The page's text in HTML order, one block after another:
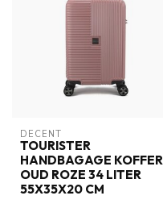
DECENT
TOURISTER
HANDBAGAGE KOFFER
OUD ROZE 34 LITER
55X35X20 CM